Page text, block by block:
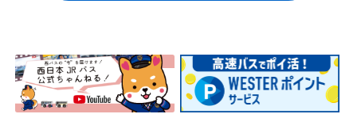
会社案内
安全安心への
取組み
採用情報